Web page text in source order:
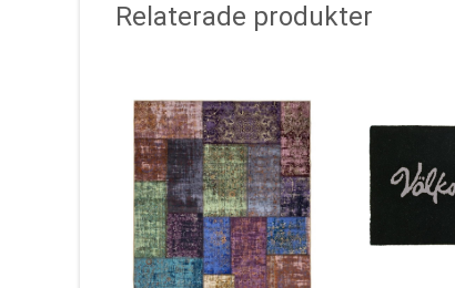
Relaterade produkter